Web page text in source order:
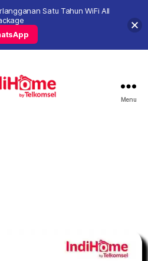
Menu
Satu Tahun WiFi All